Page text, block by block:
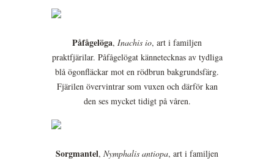
Påfågelöga, Inachis io, art i familjen
praktfjärilar. Påfågelögat kännetecknas av tydliga
blå ögonfläckar mot en rödbrun bakgrundsfärg.
Fjärilen övervintrar som vuxen och därför kan
den ses mycket tidigt på våren.
Sorgmantel, Nymphalis antiopa, art i familjen